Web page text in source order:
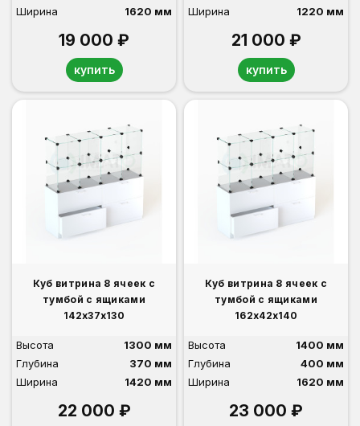
Ширина
1620 мм
19 000 ₽
купить
Ширина
1220 мм
21 000 ₽
купить
Куб витрина 8 ячеек с
тумбой с ящиками
142х37х130
Высота
1300 мм
Глубина
370 мм
Ширина
1420 мм
22 000 ₽
Куб витрина 8 ячеек с
тумбой с ящиками
162х42х140
Высота
1400 мм
Глубина
400 мм
Ширина
1620 мм
23 000 ₽